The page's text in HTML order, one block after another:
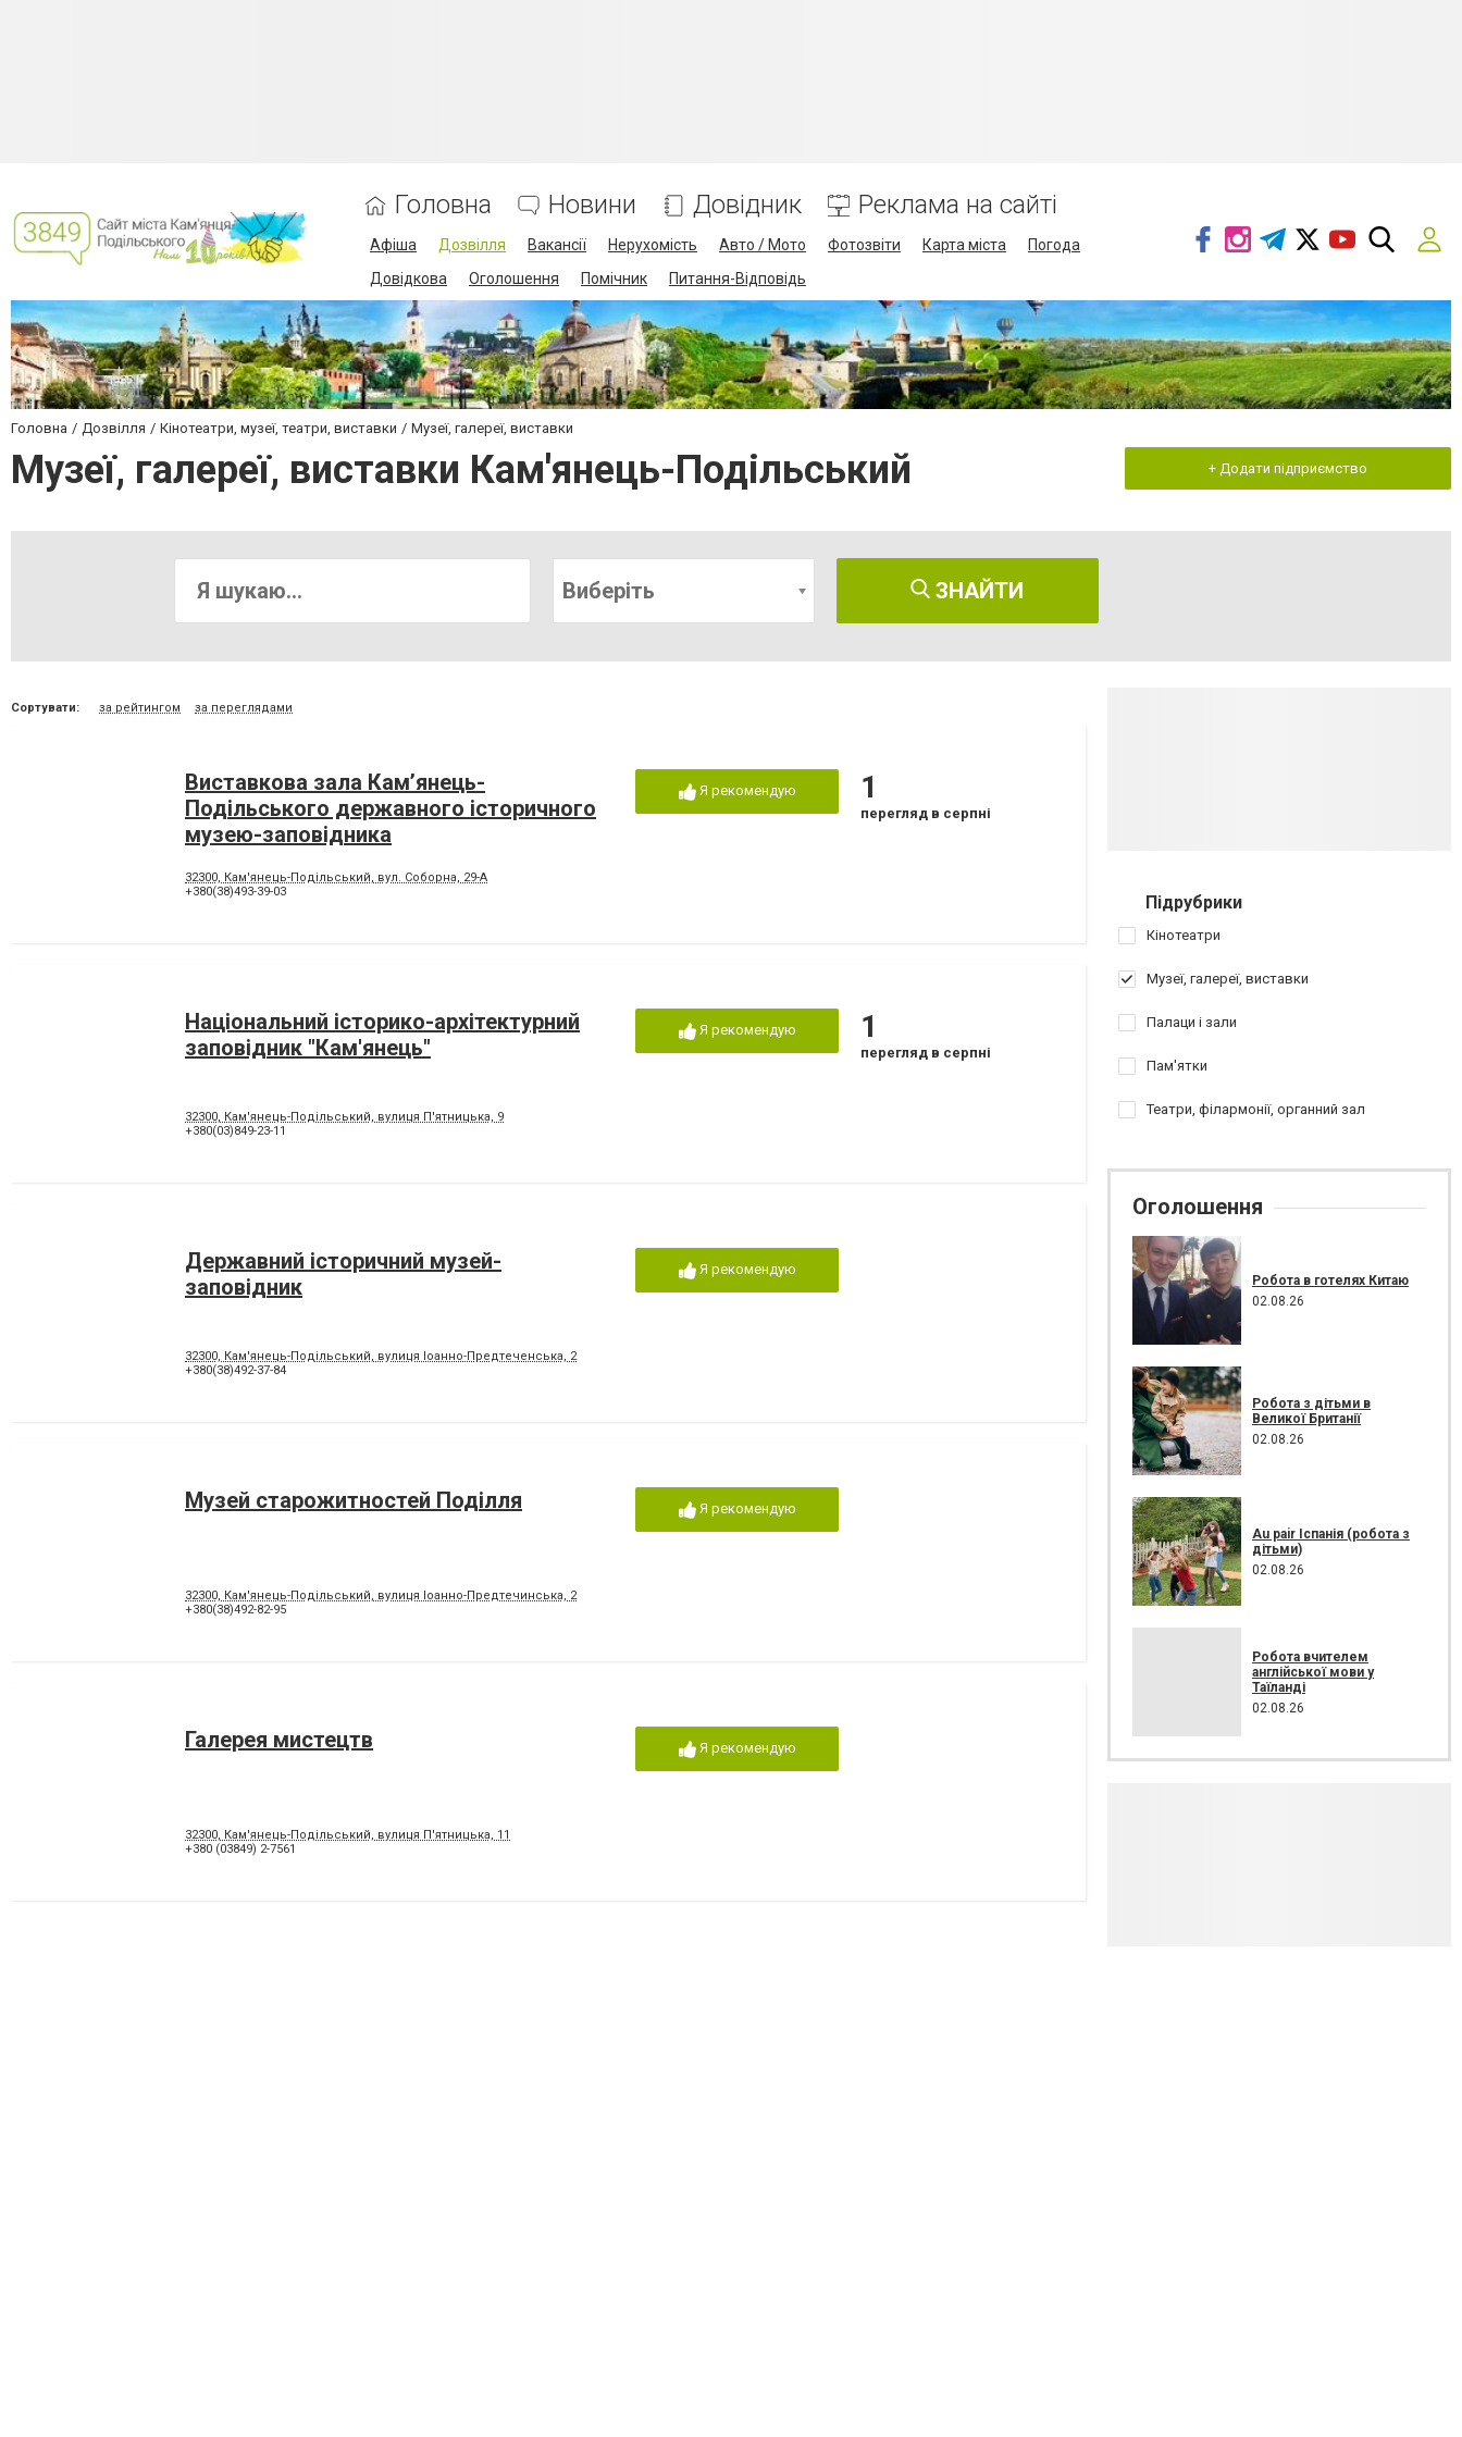
Головна Новини Довідник Реклама на сайті
Афіша Дозвілля Вакансії Нерухомість Авто / Мото Фотозвіти Карта міста
Погода
Довідкова
Оголошення Помічник Питання-Відповідь
Головна Дозвілля Кінотеатри, музеї, театри, виставки Музеї, галереї, виставки
Музеї, галереї, виставки Кам'янець-Подільський + Додати підприємство
Виберіть ЗНАЙТИ
Сортувати: за рейтингом за переглядами
Виставкова зала Кам’янець-
Подільського державного історичного
музею-заповідника
32300, Кам'янець-Подільський, вул. Соборна, 29-А
+380(38)493-39-03
Я рекомендую 1
перегляд в серпні
Національний історико-архітектурний
заповідник "Кам'янець"
32300, Кам'янець-Подільський, вулиця П'ятницька, 9
+380(03)849-23-11
Я рекомендую 1
перегляд в серпні
Державний історичний музей-
заповідник
32300, Кам'янець-Подільський, вулиця Іоанно-Предтеченська, 2
+380(38)492-37-84
Я рекомендую
Музей старожитностей Поділля
32300, Кам'янець-Подільський, вулиця Іоанно-Предтечинська, 2
+380(38)492-82-95
Я рекомендую
Галерея мистецтв
32300, Кам'янець-Подільський, вулиця П'ятницька, 11
+380 (03849) 2-7561
Я рекомендую
Підрубрики
Кінотеатри
Музеї, галереї, виставки
Палаци і зали
Пам'ятки
Театри, філармонії, органний зал
Оголошення
Робота в готелях Китаю
02.08.26
Робота з дітьми в
Великої Британії
02.08.26
Au pair Іспанія (робота з
дітьми)
02.08.26
Робота вчителем
англійської мови у
Таїланді
02.08.26